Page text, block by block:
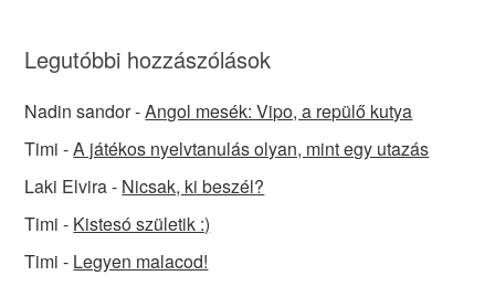
Legutóbbi hozzászólások
Nadin sandor-Angol mesék: Vipo, a repülő kutya
Timi -A játékos nyelvtanulás olyan, mint egy utazás
Laki Elvira- Nicsak, ki beszél?
Timi - Kistesó születik :)
Timi - Legyen malacod!